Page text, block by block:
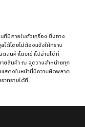
มีภายในตัวเครื่อง ซึ่งทาง
ได้โดยไม่ต้องแจ้งให้ทราบ
สินค้าโดยเข้าไปอ่านได้ที่
ยสินค้า ณ จุดวางจำหน่ายทุก
แสดงในหน้านี้มีความผิดพลาด
าทราบได้ที่